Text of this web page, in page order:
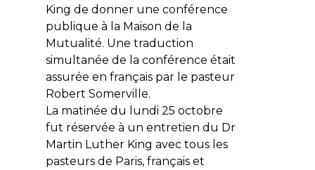
King de donner une conférence
publique à la Maison de la
Mutualité. Une traduction
simultanée de la conférence était
assurée en français par le pasteur
Robert Somerville.
La matinée du lundi 25 octobre
fut réservée à un entretien du Dr
Martin Luther King avec tous les
pasteurs de Paris, français et